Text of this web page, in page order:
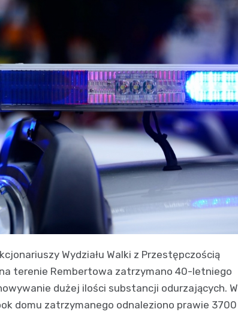
Wydziału Walki z Przestępczością
terenie Rembertowa zatrzymano 40-letniego
dużej ilości substancji odurzających. W
domu zatrzymanego odnaleziono prawie 3700